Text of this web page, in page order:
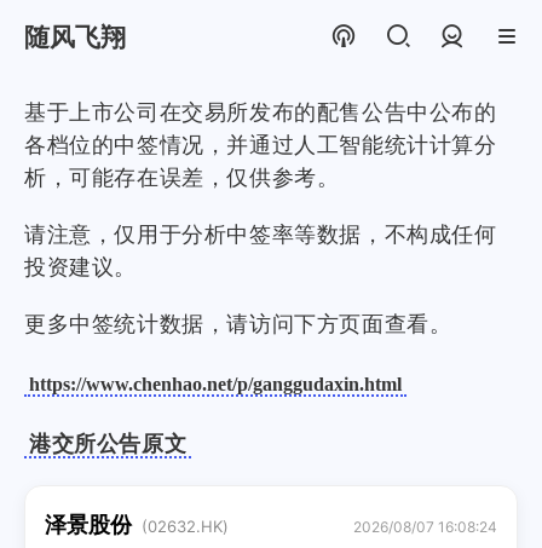
随风飞翔
基于上市公司在交易所发布的配售公告中公布的
各档位的中签情况，并通过人工智能统计计算分
析，可能存在误差，仅供参考。
请注意，仅用于分析中签率等数据，不构成任何
投资建议。
更多中签统计数据，请访问下方页面查看。
https://www.chenhao.net/p/ganggudaxin.html
港交所公告原文
泽景股份 (02632.HK) 2026/08/07 16:08:24